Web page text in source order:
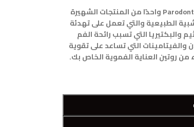
يُعد شامبو الفم Parodontax Herbal Daily Mouthwash 500ml واحدًا من المنتجات الشهيرة
الطبيعية والتي تعمل على تهدئة
والبكتيريا التي تسبب رائحة الفم
والفيتامينات التي تساعد على تقوية
روتين العناية الفموية الخاص بك.